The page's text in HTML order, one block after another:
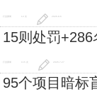
行业要闻 12 次 2026-8-6
15则处罚
行业要闻 115 次 2026-7-27
95个项目暗标